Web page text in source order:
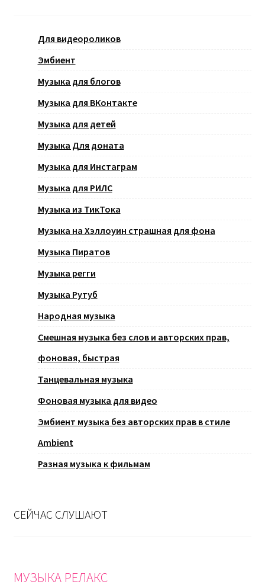
Для видеороликов
Эмбиент
Музыка для блогов
Музыка для ВКонтакте
Музыка для детей
Музыка Для доната
Музыка для Инстаграм
Музыка для РИЛС
Музыка из ТикТока
Музыка на Хэллоуин страшная для фона
Музыка Пиратов
Музыка регги
Музыка Рутуб
Народная музыка
Смешная музыка без слов и авторских прав,
фоновая, быстрая
Танцевальная музыка
Фоновая музыка для видео
Эмбиент музыка без авторских прав в стиле
Ambient
Разная музыка к фильмам
СЕЙЧАС СЛУШАЮТ
МУЗЫКА РЕЛАКС